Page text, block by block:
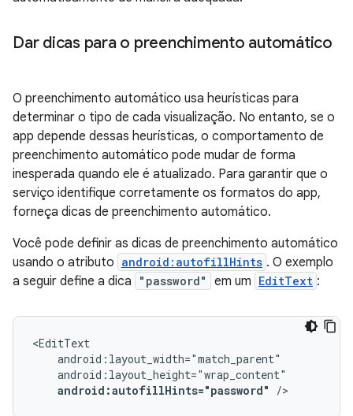
Dar dicas para o preenchimento automático
O preenchimento automático usa heurísticas para
determinar o tipo de cada visualização. No entanto, se o
app depende dessas heurísticas, o comportamento de
preenchimento automático pode mudar de forma
inesperada quando ele é atualizado. Para garantir que o
serviço identifique corretamente os formatos do app,
forneça dicas de preenchimento automático.
Você pode definir as dicas de preenchimento automático
usando o atributo android:autofillHints . O exemplo
a seguir define a dica
"password" em um EditText :
android:autofillHints="password"
/>